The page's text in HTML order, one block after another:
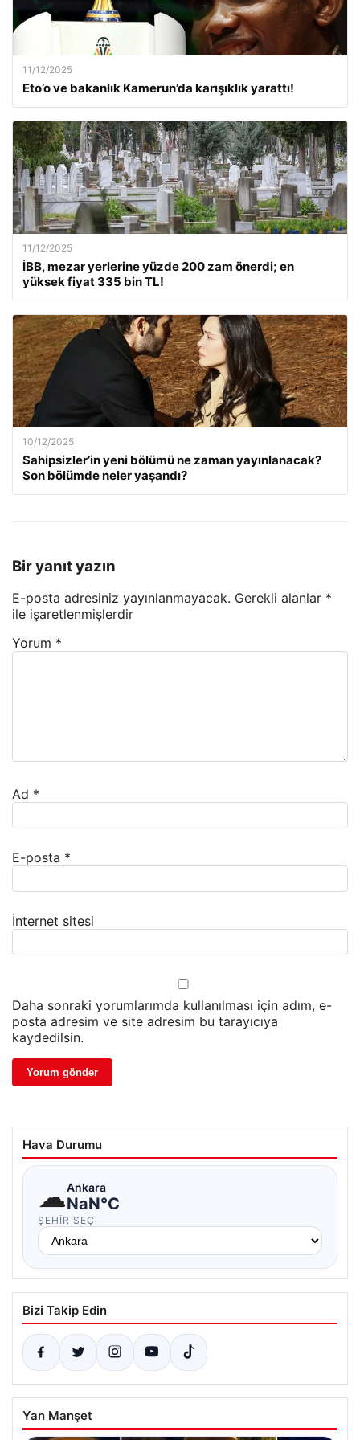
11/12/2025
Eto’o ve bakanlık Kamerun’da karışıklık yarattı!
11/12/2025
İBB, mezar yerlerine yüzde 200 zam önerdi; en
yüksek fiyat 335 bin TL!
10/12/2025
Sahipsizler’in yeni bölümü ne zaman yayınlanacak?
Son bölümde neler yaşandı?
Bir yanıt yazın
E-posta adresiniz yayınlanmayacak. Gerekli alanlar *
ile işaretlenmişlerdir
Yorum *
Ad *
E-posta *
İnternet sitesi
Daha sonraki yorumlarımda kullanılması için adım, e-
posta adresim ve site adresim bu tarayıcıya
kaydedilsin.
Hava Durumu
☁Ankara
NaN°C
ŞEHIR SEÇ
Bizi Takip Edin
Yan Manşet